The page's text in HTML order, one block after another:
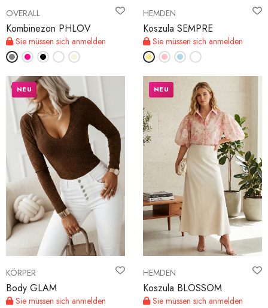
OVERALL
Kombinezon PHLOV
Sie müssen sich anmelden
HEMDEN
Koszula SEMPRE
Sie müssen sich anmelden
KÖRPER
Body GLAM
Sie müssen sich anmelden
NEU
HEMDEN
Koszula BLOSSOM
Sie müssen sich anmelden
NEU